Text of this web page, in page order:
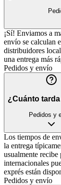
¡Sí! Enviamos a
envío se calculan
distribuidores
una entrega más
Pedidos y envío
¿Cuánto
Pedidos y
Los tiempos de
la entrega
usualmente
internacionales
exprés están
Pedidos y envío